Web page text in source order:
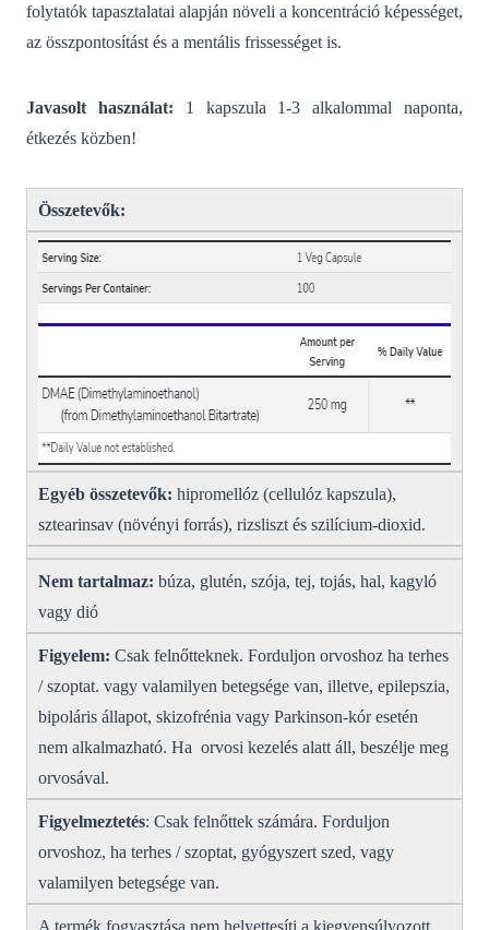
folytatók tapasztalatai alapján növeli a koncentráció képességet,
az összpontosítást és a mentális frissességet is.
Javasolt használat:
1 kapszula 1-3 alkalommal naponta,
étkezés közben!
Összetevők:
Egyéb összetevők: hipromellóz (cellulóz kapszula),
sztearinsav (növényi forrás), rizsliszt és szilícium-dioxid.
Nem tartalmaz: búza, glutén, szója, tej, tojás, hal, kagyló
vagy dió
Figyelem: Csak felnőtteknek. Forduljon orvoshoz ha terhes
/ szoptat. vagy valamilyen betegsége van, illetve, epilepszia,
bipoláris állapot, skizofrénia vagy Parkinson-kór esetén
nem alkalmazható. Ha orvosi kezelés alatt áll, beszélje meg
orvosával.
Figyelmeztetés: Csak felnőttek számára. Forduljon
orvoshoz, ha terhes / szoptat, gyógyszert szed, vagy
valamilyen betegsége van.
A termék fogyasztása nem helyettesíti a kiegyensúlyozott